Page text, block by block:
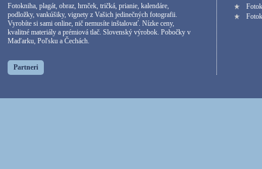
Partneri
Fotokniha, plagát, obraz, hrnček, tričká, prianie, kalendáre,
podložky, vankúšiky, vignety z Vašich jedinečných fotografii.
Vyrobíte si sami online, nič nemusíte inštalovať. Nízke ceny,
kvalitné materiály a prémiová tlač. Slovenský výrobok. Pobočky v
Maďarku, Poľsku a Čechách.